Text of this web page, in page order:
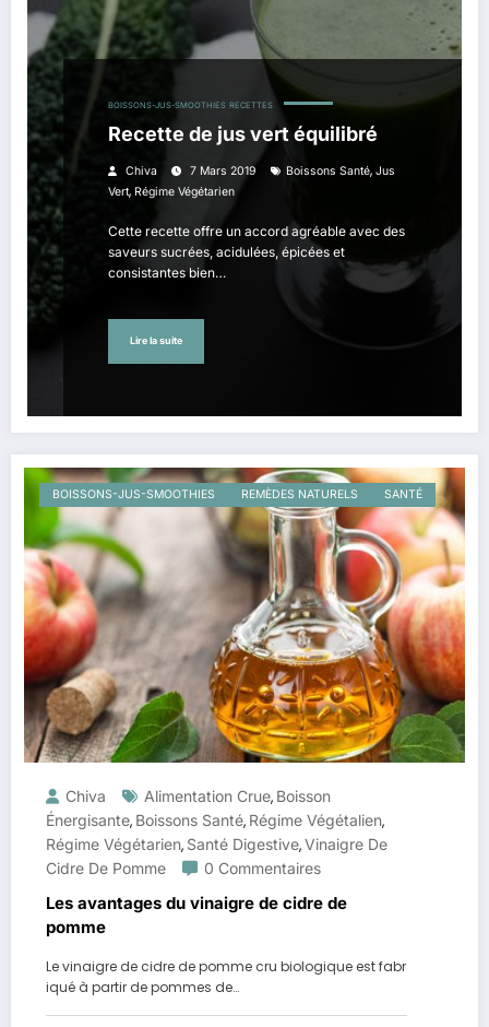
BOISSONS-JUS-SMOOTHIES RECETTES
Recette de jus vert équilibré
Chiva 7 Mars 2019 Boissons Santé, Jus
Vert, Régime Végétarien
Cette recette offre un accord agréable avec des
saveurs sucrées, acidulées, épicées et
consistantes bien…
Lire la suite
BOISSONS-JUS-SMOOTHIES REMÈDES NATURELS SANTÉ
Chiva Alimentation Crue, Boisson
Énergisante, Boissons Santé, Régime Végétalien,
Régime Végétarien, Santé Digestive,Vinaigre De
Cidre De Pomme
0 Commentaires
Les avantages du vinaigre de cidre de
pomme
Le vinaigre de cidre de pomme cru biologique est fabr
iqué à partir de pommes de…